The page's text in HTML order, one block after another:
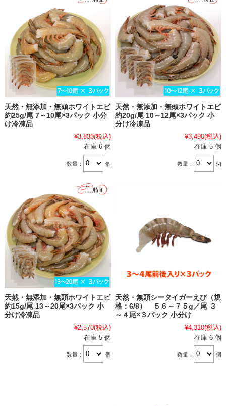
天然・無添加・無頭ホワイトエビ
約25g/尾 7～10尾×3パック 小分
け冷凍品
¥3,830(税込)
在庫 6 個
数量： 個
天然・無添加・無頭ホワイトエビ
約20g/尾 10～12尾×3パック 小
分け冷凍品
¥3,490(税込)
在庫 5 個
数量： 個
天然・無添加・無頭ホワイトエビ
約15g/尾 13～20尾×3パック 小
分け冷凍品
¥2,570(税込)
在庫 5 個
数量： 個
天然・無頭シータイガーえび（規
格：6/8） ５６～７５g／尾 ３
～４尾×３パック 小分け
¥4,310(税込)
在庫 6 個
数量： 個